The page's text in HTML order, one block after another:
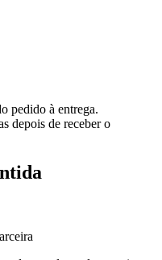
pedido à entrega.
depois de receber o